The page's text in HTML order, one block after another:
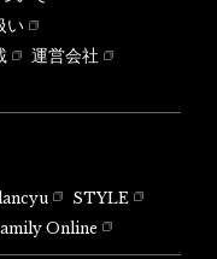
い
運営会社
STYLE
Online